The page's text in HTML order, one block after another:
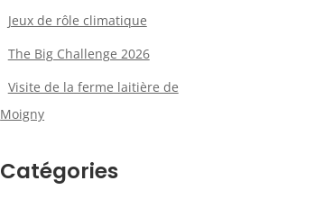
Jeux de rôle climatique
The Big Challenge 2026
Visite de la ferme laitière de
Moigny
Catégories